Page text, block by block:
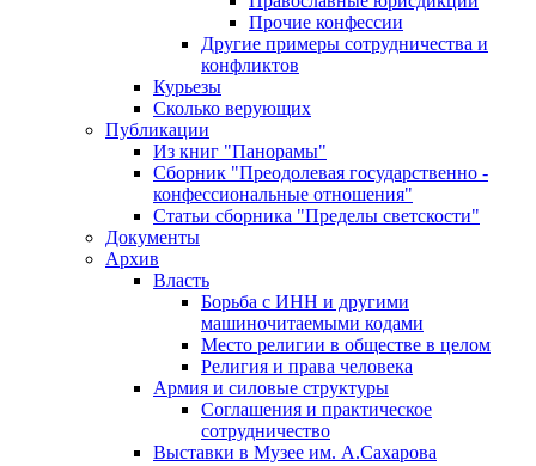
Прочие конфессии
Другие примеры сотрудничества и
конфликтов
Курьезы
Сколько верующих
Публикации
Из книг "Панорамы"
Сборник "Преодолевая государственно -
конфессиональные отношения"
Статьи сборника "Пределы светскости"
Документы
Архив
Власть
Борьба с ИНН и другими
машиночитаемыми кодами
Место религии в обществе в целом
Религия и права человека
Армия и силовые структуры
Соглашения и практическое
сотрудничество
Выставки в Музее им. А.Сахарова